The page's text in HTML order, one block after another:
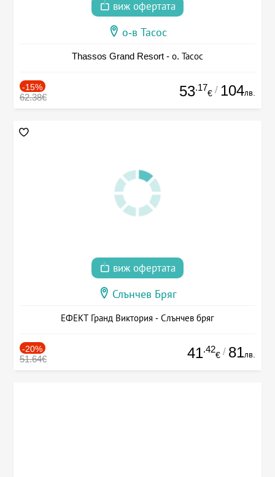
виж офертата
о-в Тасос
Thassos Grand Resort - о. Тасос
-15%
62.38€ 53.17
€ / 104лв.
виж офертата
Слънчев Бряг
ЕФЕКТ Гранд Виктория - Слънчев бряг
-20%
51.64€ 41.42
€ / 81лв.